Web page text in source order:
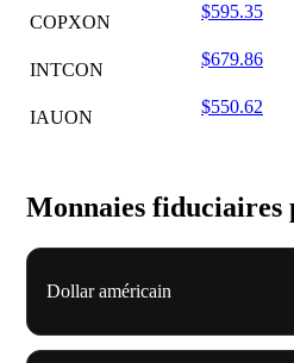
COPXON
$595.35
INTCON
$679.86
IAUON
$550.62
Monnaies fiduciaires
Dollar américain